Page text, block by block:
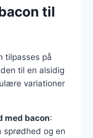
til
tilpasses på
til en alsidig
variationer
bacon:
sprødhed og en